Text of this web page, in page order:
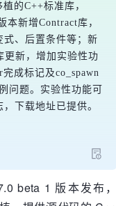
的C++标准库，
本新增Contract库，
式、后置条件等；新
更新，增加实验性功
成标记及co_spawn
问题。实验性功能可
下载地址已提供。
beta 1 版本发布